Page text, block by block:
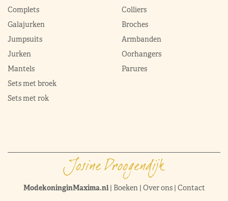
Complets
Galajurken
Jumpsuits
Jurken
Mantels
Sets met broek
Sets met rok
Colliers
Broches
Armbanden
Oorhangers
Parures
ModekoninginMaxima.nl| Boeken| Over ons| Contact